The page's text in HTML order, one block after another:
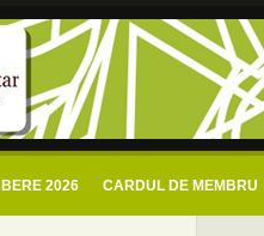
evreiesc
si radio shalom romania – radio
2026 CARDUL DE MEMBRU